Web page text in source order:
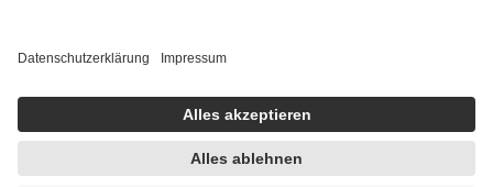
getroffen, um sicherzustellen, dass es sich um echte Bewertungen
https://help.etrusted.com/hc/de/articles/4419944605341
Einige Bilder und Inhalte wurden unter Zuhilfenahme künstlicher